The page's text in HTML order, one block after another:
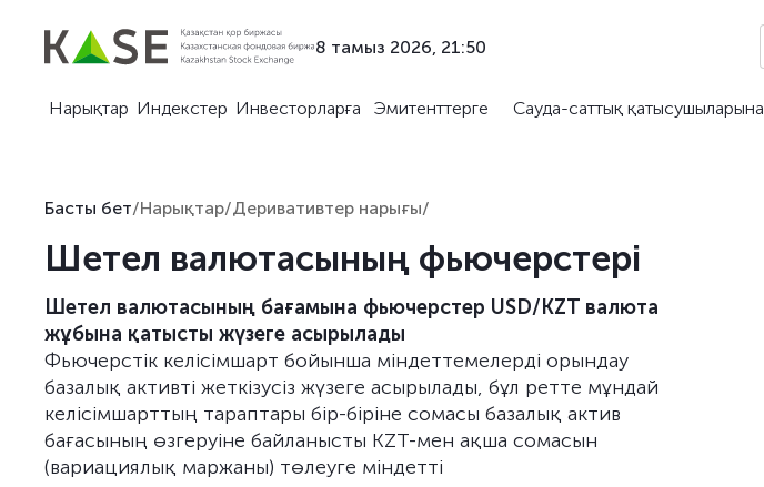
8 тамыз 2026, 21:50
Нарықтар Индекстер Инвесторларға Эмитенттерге Сауда-саттық қатысушыларына
Басты бет/Нарықтар/Деривативтер нарығы/
Шетел валютасының фьючерстері
Шетел валютасының бағамына фьючерстер USD/KZT валюта
жұбына қатысты жүзеге асырылады
Фьючерстік келісімшарт бойынша міндеттемелерді орындау
базалық активті жеткізусіз жүзеге асырылады, бұл ретте мұндай
келісімшарттың тараптары бір-біріне сомасы базалық актив
бағасының өзгеруіне байланысты KZT-мен ақша сомасын
(вариациялық маржаны) төлеуге міндетті